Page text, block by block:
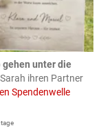
gehen unter die
ihren Partner
Spendenwelle